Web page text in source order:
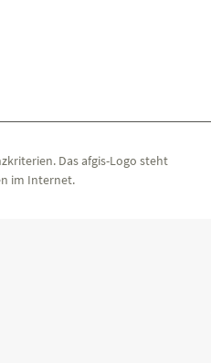
Das afgis-Logo steht
im Internet.